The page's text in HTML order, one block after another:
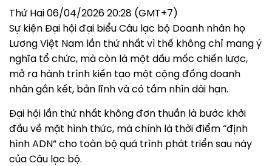
Thứ Hai 06/04/2026 20:28 (GMT+7)
Sự kiện Đại hội đại biểu Câu lạc bộ Doanh nhân họ
Lương Việt Nam lần thứ nhất vì thế không chỉ mang ý
nghĩa tổ chức, mà còn là một dấu mốc chiến lược,
mở ra hành trình kiến tạo một cộng đồng doanh
nhân gắn kết, bản lĩnh và có tầm nhìn dài hạn.
Đại hội lần thứ nhất không đơn thuần là bước khởi
đầu về mặt hình thức, mà chính là thời điểm “định
hình ADN” cho toàn bộ quá trình phát triển sau này
của Câu lạc bộ.